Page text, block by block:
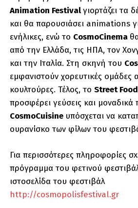
Animation Festivalγιορτάζει τα
και θα παρουσιάσει animations
ενήλικες, ενώ το CosmoCinema
από την Ελλάδα, τις ΗΠΑ, τον
και την Ιταλία. Στη σκηνή του
εμφανιστούν χορευτικές ομάδες
κουλτούρες. Τέλος, το Street
προσφέρει γεύσεις και μοναδικά
CosmoCuisine υπόσχεται να
ουρανίσκο των φίλων του
Για περισσότερες πληροφορίες
πρόγραμμα του φετινού
ιστοσελίδα του φεστιβάλ
http://cosmopolisfestival.gr